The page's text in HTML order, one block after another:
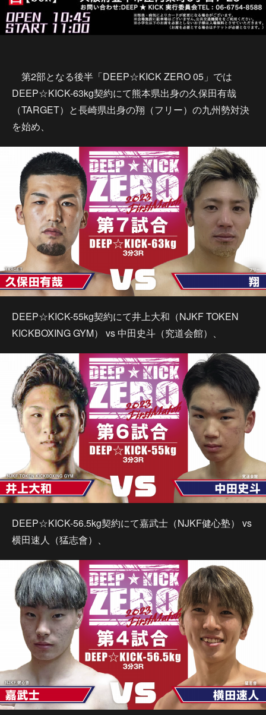
第2部となる後半「DEEP☆KICK ZERO 05」では
DEEP☆KICK-63kg契約にて熊本県出身の久保田有哉
（TARGET）と長崎県出身の翔（フリー）の九州勢対決
を始め、
DEEP☆KICK-55kg契約にて井上大和（NJKF TOKEN
KICKBOXING GYM） vs 中田史斗（究道会館）、
DEEP☆KICK-56.5kg契約にて嘉武士（NJKF健心塾） vs
横田速人（猛志會）、